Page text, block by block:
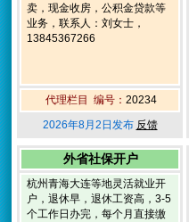
卖，现金收房，公积金贷款等
业务，联系人：刘女士，
13845367266
代理栏目 编号： 20234
2026年8月2日发布 反馈
外省社保开户
杭州青海大连等地灵活就业开
户，退休早，退休工资高，3-5
个工作日办完，每个月直接缴